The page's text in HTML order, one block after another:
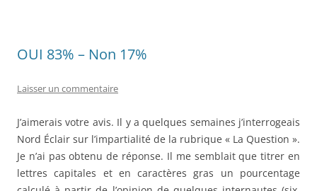
o
k
n
OUI 83% – Non 17%
Laisser un commentaire
J’aimerais votre avis. Il y a quelques semaines j’interrogeais
Nord Éclair sur l’impartialité de la rubrique « La Question ».
Je n’ai pas obtenu de réponse. Il me semblait que titrer en
lettres capitales et en caractères gras un pourcentage